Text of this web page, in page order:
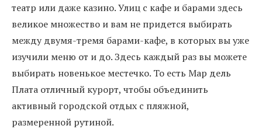
театр или даже казино. Улиц с кафе и барами здесь
великое множество и вам не придется выбирать
между двумя-тремя барами-кафе, в которых вы уже
изучили меню от и до. Здесь каждый раз вы можете
выбирать новенькое местечко. То есть Мар дель
Плата отличный курорт, чтобы объединить
активный городской отдых с пляжной,
размеренной рутиной.